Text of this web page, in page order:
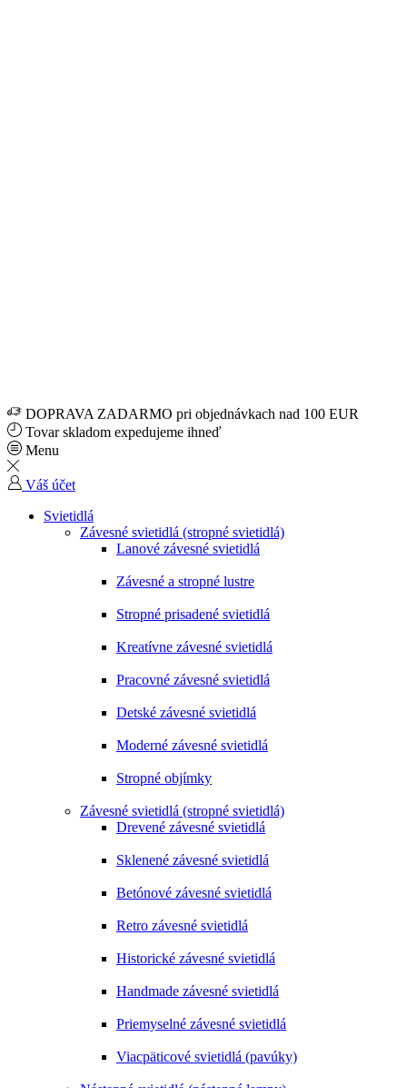
DOPRAVA ZADARMO pri objednávkach nad 100 EUR
Tovar skladom expedujeme ihneď
Menu
Váš účet
Svietidlá
Závesné svietidlá (stropné svietidlá)
Lanové závesné svietidlá
Závesné a stropné lustre
Stropné prisadené svietidlá
Kreatívne závesné svietidlá
Pracovné závesné svietidlá
Detské závesné svietidlá
Moderné závesné svietidlá
Stropné objímky
Závesné svietidlá (stropné svietidlá)
Drevené závesné svietidlá
Sklenené závesné svietidlá
Betónové závesné svietidlá
Retro závesné svietidlá
Historické závesné svietidlá
Handmade závesné svietidlá
Priemyselné závesné svietidlá
Viacpäticové svietidlá (pavúky)